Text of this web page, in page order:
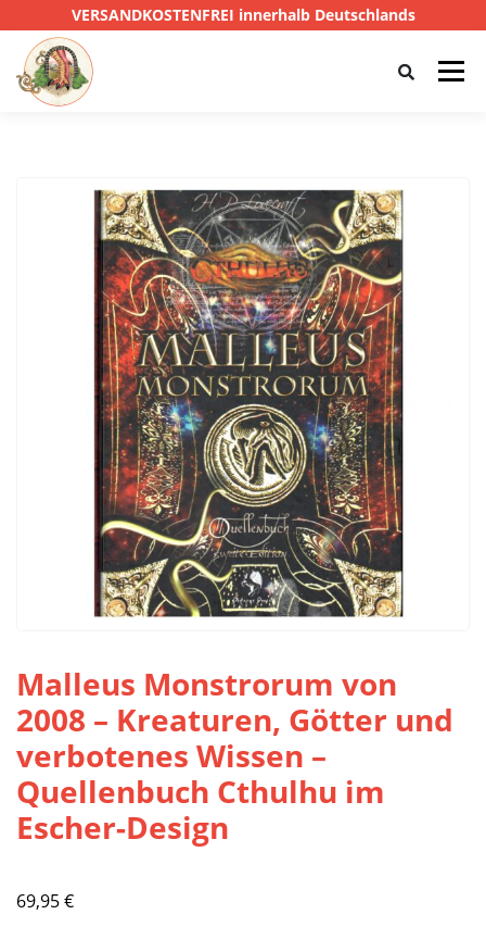
VERSANDKOSTENFREI innerhalb Deutschlands
Menü
DAS SCHWARZE AUGE D&D PRIVATE EYE
SONSTIGE 0,00 €
Malleus Monstrorum von
2008 – Kreaturen, Götter und
verbotenes Wissen –
Quellenbuch Cthulhu im
Escher-Design
69,95€